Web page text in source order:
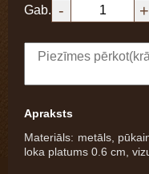
Gab. - +
Apraksts
Materiāls: metāls,
loka platums 0.6 cm,